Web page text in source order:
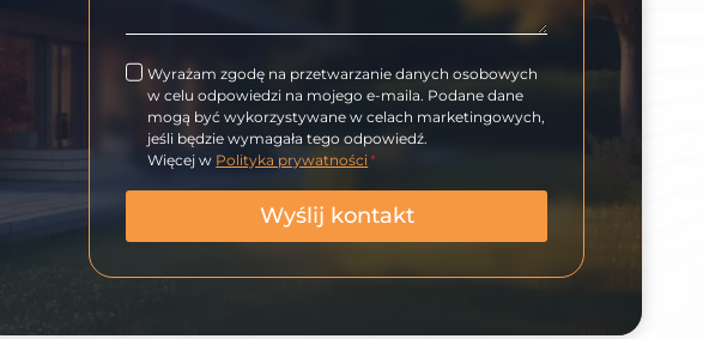
Wyrażam zgodę na przetwarzanie danych osobowych
w celu odpowiedzi na mojego e-maila. Podane dane
mogą być wykorzystywane w celach marketingowych,
jeśli będzie wymagała tego odpowiedź.
Więcej w Polityka prywatności *
Wyślij kontakt